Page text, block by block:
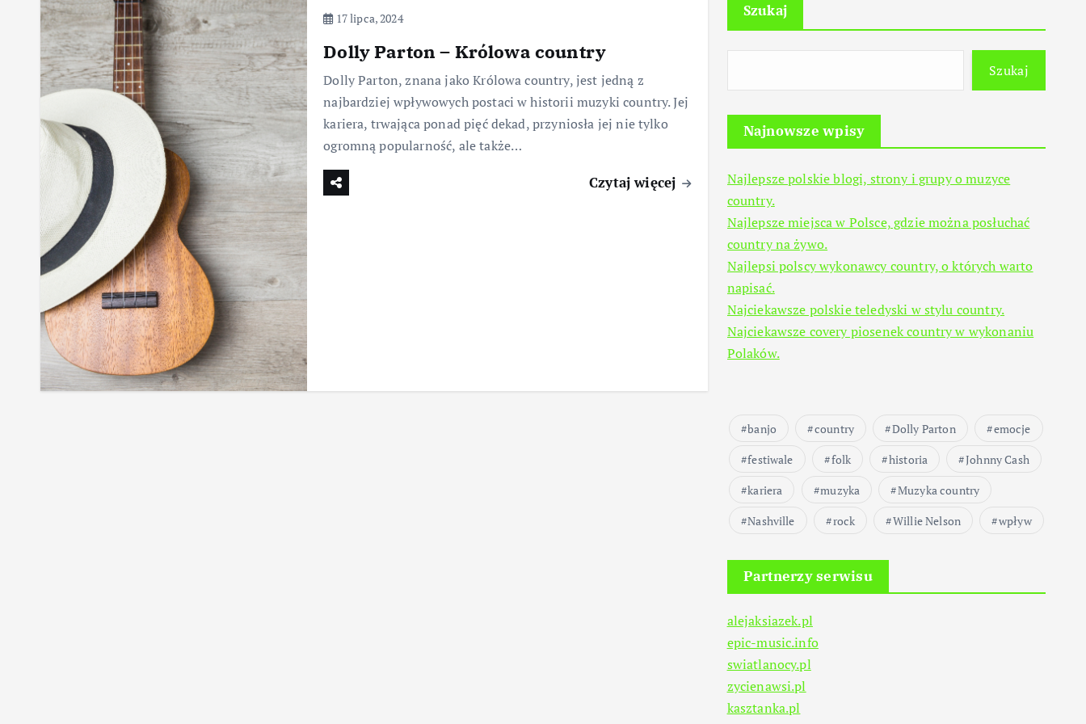
17 lipca, 2024
Dolly Parton – Królowa country
Dolly Parton, znana jako Królowa country, jest jedną z
najbardziej wpływowych postaci w historii muzyki country. Jej
kariera, trwająca ponad pięć dekad, przyniosła jej nie tylko
ogromną popularność, ale także…
Czytaj więcej
Szukaj
Szukaj
Najnowsze wpisy
Najlepsze polskie blogi, strony i grupy o muzyce
country.
Najlepsze miejsca w Polsce, gdzie można posłuchać
country na żywo.
Najlepsi polscy wykonawcy country, o których warto
napisać.
Najciekawsze polskie teledyski w stylu country.
Najciekawsze covery piosenek country w wykonaniu
Polaków.
banjo country Dolly Parton
emocje
festiwale
folk historia
Johnny Cash
kariera
muzyka
Muzyka country
Nashville
rock Willie Nelson wpływ
Partnerzy serwisu
alejaksiazek.pl
epic-music.info
swiatlanocy.pl
zycienawsi.pl
kasztanka.pl